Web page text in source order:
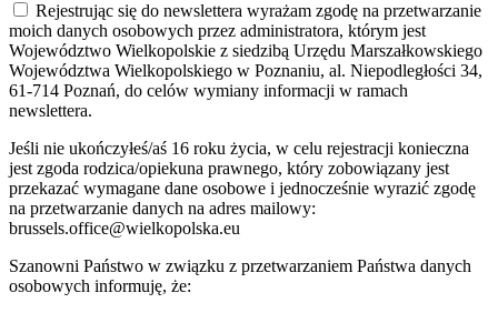
Rejestrując się do newslettera wyrażam zgodę na przetwarzanie
moich danych osobowych przez administratora, którym jest
Województwo Wielkopolskie z siedzibą Urzędu Marszałkowskiego
Województwa Wielkopolskiego w Poznaniu, al. Niepodległości 34,
61-714 Poznań, do celów wymiany informacji w ramach
newslettera.
Jeśli nie ukończyłeś/aś 16 roku życia, w celu rejestracji konieczna
jest zgoda rodzica/opiekuna prawnego, który zobowiązany jest
przekazać wymagane dane osobowe i jednocześnie wyrazić zgodę
na przetwarzanie danych na adres mailowy:
brussels.office@wielkopolska.eu
Szanowni Państwo w związku z przetwarzaniem Państwa danych
osobowych informuję, że: